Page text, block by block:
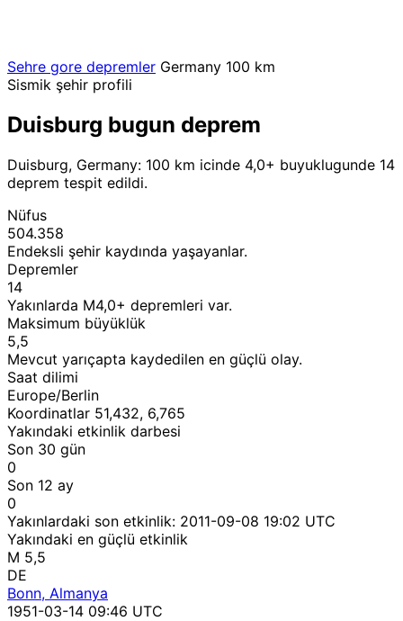
Sehre gore depremler Germany 100 km
Sismik şehir profili
Duisburg bugun deprem
Duisburg, Germany: 100 km icinde 4,0+ buyuklugunde 14
deprem tespit edildi.
Nüfus
504.358
Endeksli şehir kaydında yaşayanlar.
Depremler
14
Yakınlarda M4,0+ depremleri var.
Maksimum büyüklük
5,5
Mevcut yarıçapta kaydedilen en güçlü olay.
Saat dilimi
Europe/Berlin
Koordinatlar 51,432, 6,765
Yakındaki etkinlik darbesi
Son 30 gün
0
Son 12 ay
0
Yakınlardaki son etkinlik: 2011-09-08 19:02 UTC
Yakındaki en güçlü etkinlik
M 5,5
DE
Bonn, Almanya
1951-03-14 09:46 UTC